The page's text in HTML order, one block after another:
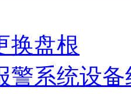
换盘根
警系统设